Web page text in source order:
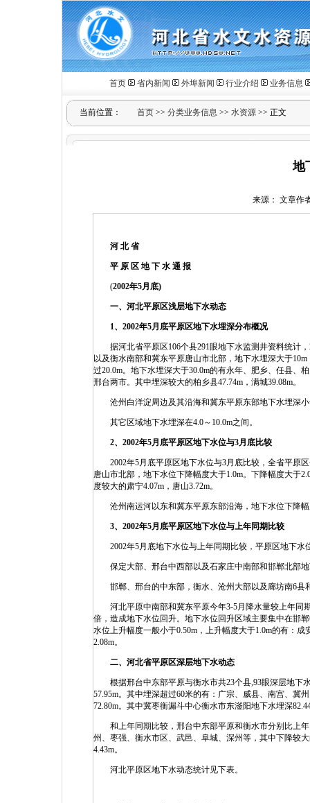
首页 省内新闻 外埠新闻 行业介绍 业务信息
当前位置： 首页 >> 分类业务信息 >> 水资源 >> 正文
地
来源： 文章作
河北 省
平 原 区 地 下 水 通 报
(2002年5月底)
一、河北平原区浅层地下水动态
1、2002年5月底平原区地下水埋深分布概况
据河北省平原区106个县291眼地下水监测井资料统计，
以及衡水南部和冀东平原唐山市北部，地下水埋深大于
过20.0m。地下水埋深大于30.0m的有永年、肥乡、任县、
邢台两市。其中埋深较大的柏乡县47.74m，满城39.08m。
沧州白洋淀周边及其沿海和冀东平原东部地下水埋深小
其它区域地下水埋深在4.0～10.0m之间。
2、2002年5月底平原区地下水位与3月底比较
2002年5月底平原区地下水位与3月底比较，全省平原区
唐山市北部，地下水位下降幅度大于1.0m。下降幅度大于
度较大的肃宁4.07m，唐山3.72m。
沧州南运河以东和冀东平原东部沿海，地下水位下降幅
3、2002年5月底平原区地下水位与上年同期比较
2002年5月底地下水位与上年同期比较，平原区地下水
保定大部、邢台中西部以及石家庄中南部和邯郸北部地
邯郸、邢台的中东部，衡水、沧州大部以及廊坊南6县
河北平原中南部和冀东平原今年3-5月降水量较上年同
倍，造成地下水位回升。地下水位回升区域主要集中在邯
水位上升幅度一般小于0.50m，上升幅度大于1.0m的有：
2.08m。
二、河北省平原区深层地下水动态
根据邢台中东部平原与衡水市共23个县,93眼深层地下
57.95m。其中埋深超过60米的有：广宗、威县、南宫、冀
72.80m。其中冀枣衡漏斗中心衡水市东滏阳地下水埋深
和上年同期比较，邢台中东部平原和衡水市分别比上年
州、枣强、衡水市区、武邑、阜城、深州等，其中下降较
4.43m。
河北平原区地下水动态统计见下表。